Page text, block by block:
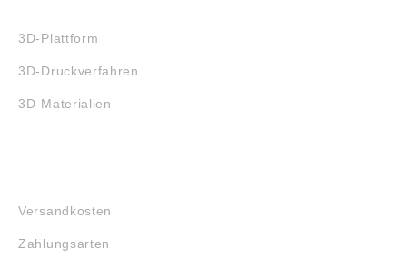
3D-Plattform
3D-Druckverfahren
3D-Materialien
Versandkosten
Zahlungsarten